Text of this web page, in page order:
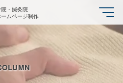
・鍼灸院
ムページ制作